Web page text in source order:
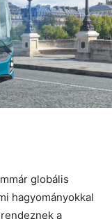
globális
hagyományokkal
a